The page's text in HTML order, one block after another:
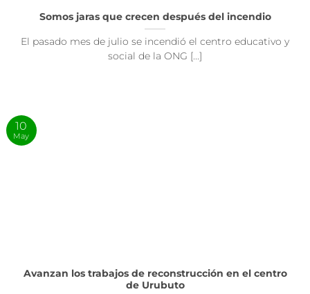
Somos jaras que crecen después del incendio
El pasado mes de julio se incendió el centro educativo y
social de la ONG [...]
Avanzan los trabajos de reconstrucción en el centro
de Urubuto
10
May